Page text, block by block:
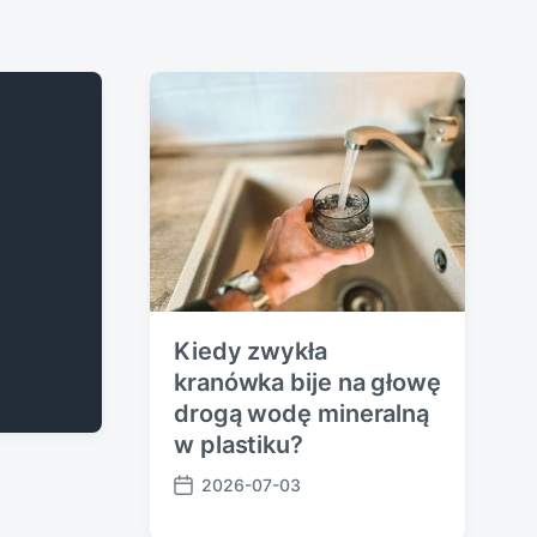
Kiedy zwykła
kranówka bije na głowę
drogą wodę mineralną
w plastiku?
P
2026-07-03